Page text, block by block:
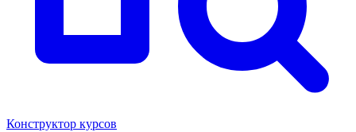
Конструктор курсов